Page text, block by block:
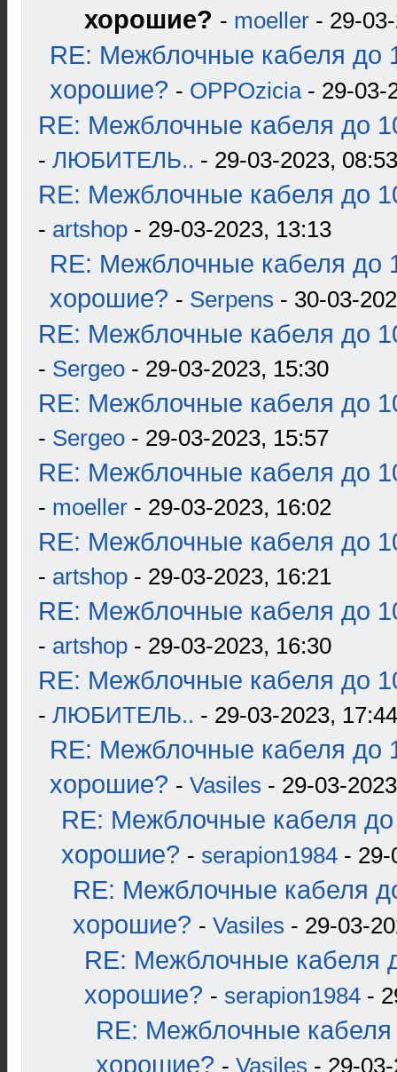
хорошие? - moeller - 29-
RE: Межблочные кабеля до
хорошие? - OPPOzicia- 29-03-
RE: Межблочные кабеля до
- ЛЮБИТЕЛЬ.. - 29-03-2023, 08:53
RE: Межблочные кабеля до
- artshop - 29-03-2023, 13:13
RE: Межблочные кабеля до
хорошие? - Serpens - 30-03-
RE: Межблочные кабеля до
- Sergeo - 29-03-2023, 15:30
RE: Межблочные кабеля до
- Sergeo - 29-03-2023, 15:57
RE: Межблочные кабеля до
- moeller - 29-03-2023, 16:02
RE: Межблочные кабеля до
- artshop - 29-03-2023, 16:21
RE: Межблочные кабеля до
- artshop - 29-03-2023, 16:30
RE: Межблочные кабеля до
- ЛЮБИТЕЛЬ.. - 29-03-2023, 17:44
RE: Межблочные кабеля до
хорошие? - Vasiles - 29-03-
RE: Межблочные кабеля до
хорошие? - serapion1984 - 29-
RE: Межблочные кабеля
хорошие? - Vasiles - 29-03-
RE: Межблочные кабеля
хорошие? - serapion1984 -
RE: Межблочные кабеля
хорошие? - Vasiles - 29-